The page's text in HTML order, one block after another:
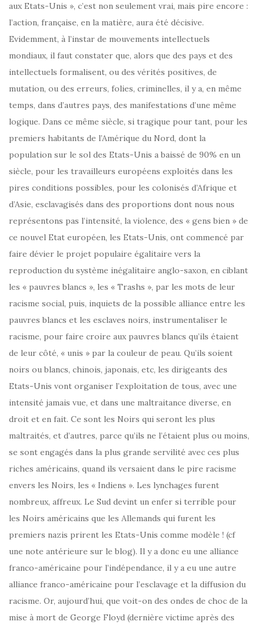
aux Etats-Unis », c’est non seulement vrai, mais pire encore :
l’action, française, en la matière, aura été décisive.
Evidemment, à l’instar de mouvements intellectuels
mondiaux, il faut constater que, alors que des pays et des
intellectuels formalisent, ou des vérités positives, de
mutation, ou des erreurs, folies, criminelles, il y a, en même
temps, dans d’autres pays, des manifestations d’une même
logique. Dans ce même siècle, si tragique pour tant, pour les
premiers habitants de l’Amérique du Nord, dont la
population sur le sol des Etats-Unis a baissé de 90% en un
siècle, pour les travailleurs européens exploités dans les
pires conditions possibles, pour les colonisés d’Afrique et
d’Asie, esclavagisés dans des proportions dont nous nous
représentons pas l’intensité, la violence, des « gens bien » de
ce nouvel Etat européen, les Etats-Unis, ont commencé par
faire dévier le projet populaire égalitaire vers la
reproduction du système inégalitaire anglo-saxon, en ciblant
les « pauvres blancs », les « Trashs », par les mots de leur
racisme social, puis, inquiets de la possible alliance entre les
pauvres blancs et les esclaves noirs, instrumentaliser le
racisme, pour faire croire aux pauvres blancs qu’ils étaient
de leur côté, « unis » par la couleur de peau. Qu’ils soient
noirs ou blancs, chinois, japonais, etc, les dirigeants des
Etats-Unis vont organiser l’exploitation de tous, avec une
intensité jamais vue, et dans une maltraitance diverse, en
droit et en fait. Ce sont les Noirs qui seront les plus
maltraités, et d’autres, parce qu’ils ne l’étaient plus ou moins,
se sont engagés dans la plus grande servilité avec ces plus
riches américains, quand ils versaient dans le pire racisme
envers les Noirs, les « Indiens ». Les lynchages furent
nombreux, affreux. Le Sud devint un enfer si terrible pour
les Noirs américains que les Allemands qui furent les
premiers nazis prirent les Etats-Unis comme modèle ! (cf
une note antérieure sur le blog). Il y a donc eu une alliance
franco-américaine pour l’indépendance, il y a eu une autre
alliance franco-américaine pour l’esclavage et la diffusion du
racisme. Or, aujourd’hui, que voit-on des ondes de choc de la
mise à mort de George Floyd (dernière victime après des